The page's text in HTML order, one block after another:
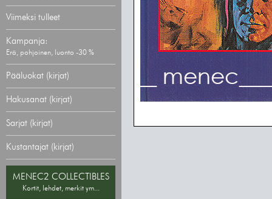
Viimeksi tulleet
Kampanja:
Erä, pohjoinen, luonto -30 %
Pääluokat (kirjat)
Hakusanat (kirjat)
Sarjat (kirjat)
Kustantajat (kirjat)
MENEC2 COLLECTIBLES
Kortit, lehdet, merkit ym...